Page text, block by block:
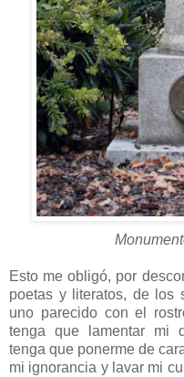
Esto me obligó, por
poetas y literatos, de los
uno parecido con el
tenga que lamentar mi
tenga que ponerme de
mi ignorancia y lavar mi